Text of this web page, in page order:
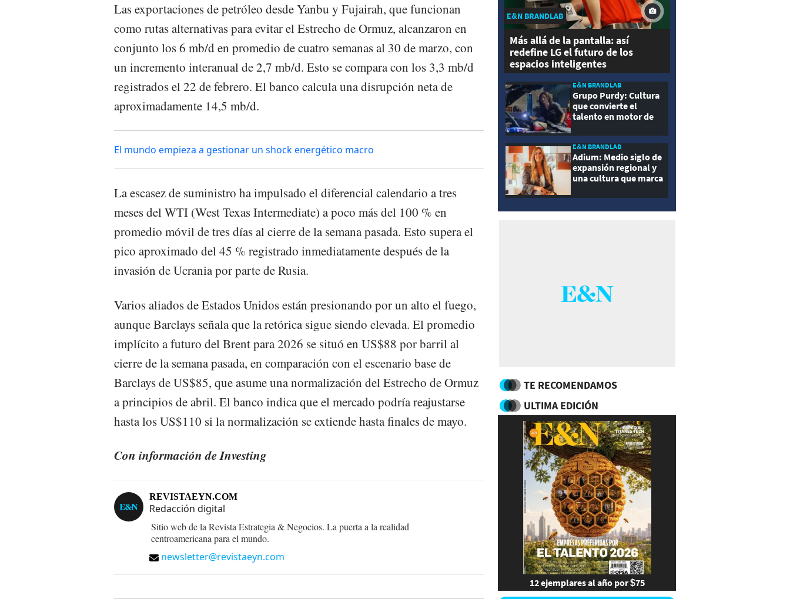
Las exportaciones de petróleo desde Yanbu y Fujairah, que funcionan
como rutas alternativas para evitar el Estrecho de Ormuz, alcanzaron en
conjunto los 6 mb/d en promedio de cuatro semanas al 30 de marzo, con
un incremento interanual de 2,7 mb/d. Esto se compara con los 3,3 mb/d
registrados el 22 de febrero. El banco calcula una disrupción neta de
aproximadamente 14,5 mb/d.
El mundo empieza a gestionar un shock energético macro
La escasez de suministro ha impulsado el diferencial calendario a tres
meses del WTI (West Texas Intermediate) a poco más del 100 % en
promedio móvil de tres días al cierre de la semana pasada. Esto supera el
pico aproximado del 45 % registrado inmediatamente después de la
invasión de Ucrania por parte de Rusia.
Varios aliados de Estados Unidos están presionando por un alto el fuego,
aunque Barclays señala que la retórica sigue siendo elevada. El promedio
implícito a futuro del Brent para 2026 se situó en US$88 por barril al
cierre de la semana pasada, en comparación con el escenario base de
Barclays de US$85, que asume una normalización del Estrecho de Ormuz
a principios de abril. El banco indica que el mercado podría reajustarse
hasta los US$110 si la normalización se extiende hasta finales de mayo.
Con información de Investing
REVISTAEYN.COM
Redacción digital
Sitio web de la Revista Estrategia & Negocios. La puerta a la realidad
centroamericana para el mundo.
newsletter@revistaeyn.com
E&N BRANDLAB
Más allá de la pantalla: así
redefine LG el futuro de los
espacios inteligentes
E&N BRANDLAB
Grupo Purdy: Cultura
que convierte el
talento en motor de
E&N BRANDLAB
Adium: Medio siglo de
expansión regional y
una cultura que marca
TE RECOMENDAMOS
ULTIMA EDICIÓN
12 ejemplares al año por $75